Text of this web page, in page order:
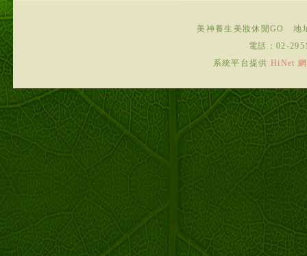
美神養生美妝休閒GO
地
電話： 02-
系統平台提供HiNet